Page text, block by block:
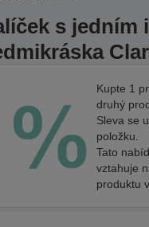
s jedním
Kupte 1
druhý
Sleva se
položku.
Tato
vztahuje
produktu